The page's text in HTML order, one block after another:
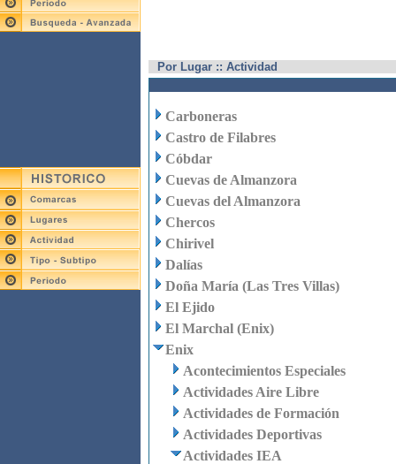
Por Lugar :: Actividad
Carboneras
Castro de Filabres
Cóbdar
Cuevas de Almanzora
Cuevas del Almanzora
Chercos
Chirivel
Dalías
Doña María (Las Tres Villas)
El Ejido
El Marchal (Enix)
Enix
Acontecimientos Especiales
Actividades Aire Libre
Actividades de Formación
Actividades Deportivas
Actividades IEA